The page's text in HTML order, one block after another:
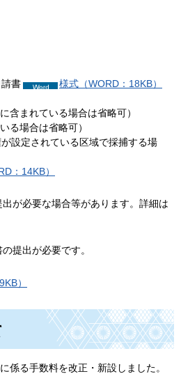
書
様式（WORD：18KB）
含まれている場合は省略可）
る場合は省略可）
設定されている区域で採捕する場
：14KB）
が必要な場合等があります。詳細は
提出が必要です。
）
係る手数料を改正・新設しました。